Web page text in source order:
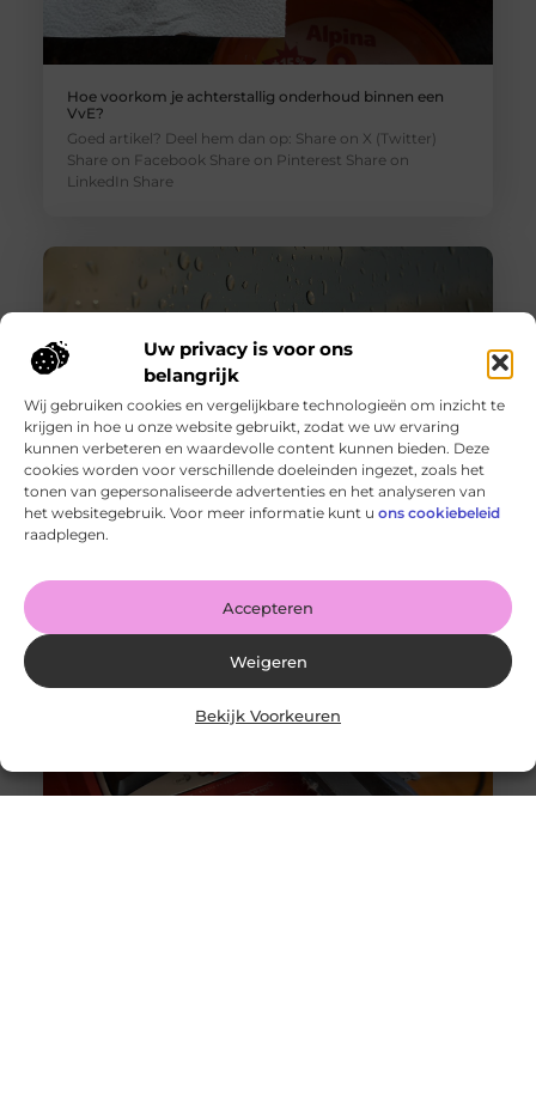
Uw privacy is voor ons
belangrijk
Wij gebruiken cookies en vergelijkbare technologieën om inzicht te
krijgen in hoe u onze website gebruikt, zodat we uw ervaring
kunnen verbeteren en waardevolle content kunnen bieden. Deze
cookies worden voor verschillende doeleinden ingezet, zoals het
tonen van gepersonaliseerde advertenties en het analyseren van
het websitegebruik. Voor meer informatie kunt u ons cookiebeleid
raadplegen.
Accepteren
Weigeren
Bekijk Voorkeuren
Hoe voorkom je achterstallig onderhoud binnen een
VvE?
Goed artikel? Deel hem dan op: Share on X (Twitter)
Share on Facebook Share on Pinterest Share on
LinkedIn Share
Wanneer schakel je een glaszetter in en wat kun je van
hem verwachten?
Goed artikel? Deel hem dan op: Share on X (Twitter)